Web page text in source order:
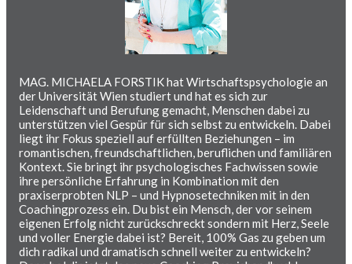
MAG. MICHAELA FORSTIK hat Wirtschaftspsychologie an
der Universität Wien studiert und hat es sich zur
Leidenschaft und Berufung gemacht, Menschen dabei zu
unterstützen viel Gespür für sich selbst zu entwickeln. Dabei
liegt ihr Fokus speziell auf erfüllten Beziehungen – im
romantischen, freundschaftlichen, beruflichen und familiären
Kontext. Sie bringt ihr psychologisches Fachwissen sowie
ihre persönliche Erfahrung in Kombination mit den
praxiserprobten NLP – und Hypnosetechniken mit in den
Coachingprozess ein. Du bist ein Mensch, der vor seinem
eigenen Erfolg nicht zurückschreckt sondern mit Herz, Seele
und voller Energie dabei ist? Bereit, 100% Gas zu geben um
dich radikal und dramatisch schnell weiter zu entwickeln?